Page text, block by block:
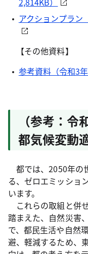
アクションプラン
【その他資料】
参考資料（令和3
（参考：
都気候変動
都では、2050年の
る、ゼロエミッショ
います。
これらの取組と併
踏まえた、自然災害
で、都民生活や自然
避、軽減するため、